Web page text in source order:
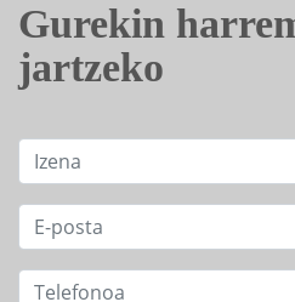
Gurekin
jartzeko